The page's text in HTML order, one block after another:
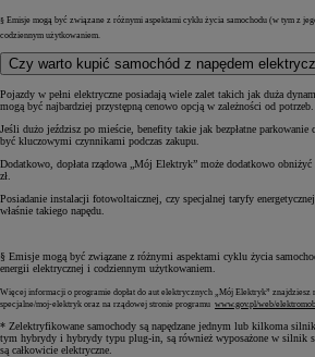
§ Emisje mogą być związane z różnymi aspektami cyklu życia samochodu (w tym z
codziennym użytkowaniem.
Czy warto kupić samochód z napędem
Pojazdy w pełni elektryczne posiadają wiele zalet takich jak duża
mogą być najbardziej przystępną cenowo opcją w zależności od potrzeb.
Jeśli dużo jeździsz po mieście, benefity takie jak bezpłatne
być kluczowymi czynnikami podczas zakupu.
Dodatkowo, dopłata rządowa „Mój Elektryk” może dodatkowo
zł.
Posiadanie instalacji fotowoltaicznej, czy specjalnej taryfy
właśnie takiego napędu.
§ Emisje mogą być związane z różnymi aspektami cyklu życia
energii elektrycznej i codziennym użytkowaniem.
Więcej informacji o programie dopłat do aut elektrycznych „Mój Elektryk” znajdziesz
specjalne/moj-elektryk oraz na rządowej stronie programu www.gov.pl/web/
* Zelektryfikowane samochody są napędzane jednym lub kilkoma
tym hybrydy i hybrydy typu plug-in, są również wyposażone w silnik
są całkowicie elektryczne.